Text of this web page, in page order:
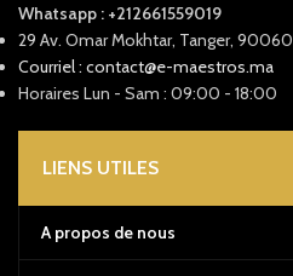
Whatsapp : +212661559019
29 Av. Omar Mokhtar, Tanger, 90060
Courriel : contact@e-maestros.ma
Horaires Lun - Sam : 09:00 - 18:00
LIENS UTILES
A propos de nous